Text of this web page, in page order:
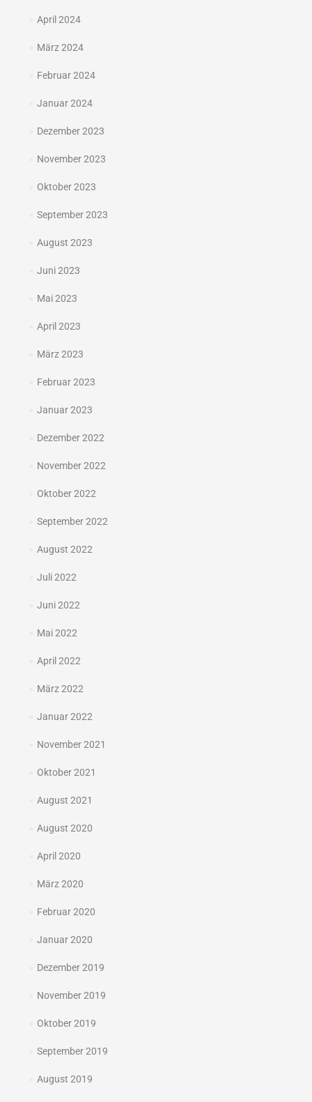
April 2024
März 2024
Februar 2024
Januar 2024
Dezember 2023
November 2023
Oktober 2023
September 2023
August 2023
Juni 2023
Mai 2023
April 2023
März 2023
Februar 2023
Januar 2023
Dezember 2022
November 2022
Oktober 2022
September 2022
August 2022
Juli 2022
Juni 2022
Mai 2022
April 2022
März 2022
Januar 2022
November 2021
Oktober 2021
August 2021
August 2020
April 2020
März 2020
Februar 2020
Januar 2020
Dezember 2019
November 2019
Oktober 2019
September 2019
August 2019